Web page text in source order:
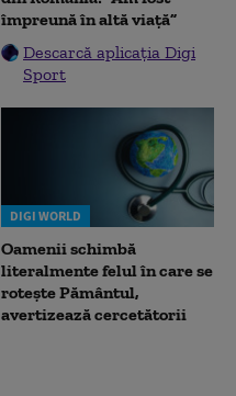
împreună în altă viață”
Descarcă aplicația Digi
Sport
DIGI WORLD
Oamenii schimbă
literalmente felul în care se
rotește Pământul,
avertizează cercetătorii